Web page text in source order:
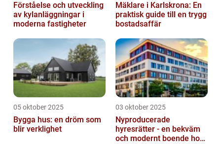
Förståelse och utveckling
av kylanläggningar i
moderna fastigheter
Mäklare i Karlskrona: En
praktisk guide till en trygg
bostadsaffär
05 oktober 2025
Bygga hus: en dröm som
blir verklighet
03 oktober 2025
Nyproducerade
hyresrätter - en bekväm
och modernt boende hos